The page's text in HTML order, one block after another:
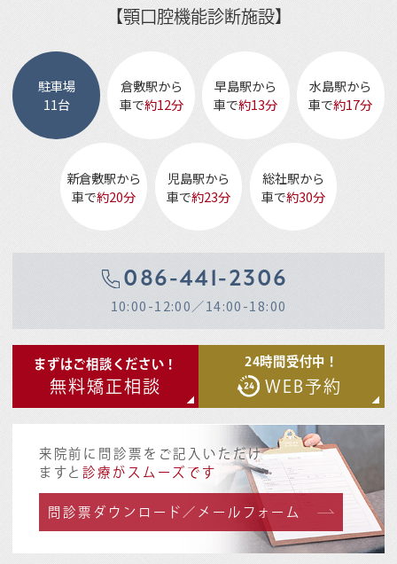
【顎口腔機能診断施設】
駐車場
11台
倉敷駅から
車で約12分
早島駅から
車で約13分
水島駅から
車で約17分
新倉敷駅から
車で約20分
児島駅から
車で約23分
総社駅から
車で約30分
086-441-2306
10:00-12:00／14:00-18:00
まずはご相談ください！
無料矯正相談
24時間受付中！
WEB予約
来院前に問診票をご記入いただけ
ますと診療がスムーズです
問診票ダウンロード／メールフォーム